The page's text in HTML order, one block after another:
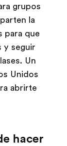
grupos
la
para que
y seguir
Un
Unidos
abrirte
hacer